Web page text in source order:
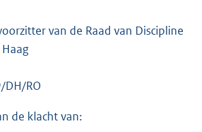
van de Raad van Discipline
DH/RO
de klacht van: